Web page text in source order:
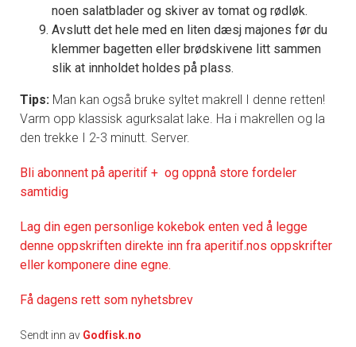
noen salatblader og skiver av tomat og rødløk.
Avslutt det hele med en liten dæsj majones før du
klemmer bagetten eller brødskivene litt sammen
slik at innholdet holdes på plass.
Tips: Man kan også bruke syltet makrell I denne retten!
Varm opp klassisk agurksalat lake. Ha i makrellen og la
den trekke I 2-3 minutt. Server.
Bli abonnent på aperitif + og oppnå store fordeler
samtidig
Lag din egen personlige kokebok enten ved å legge
denne oppskriften direkte inn fra aperitif.nos oppskrifter
eller komponere dine egne.
Få dagens rett som nyhetsbrev
Sendt inn av Godfisk.no